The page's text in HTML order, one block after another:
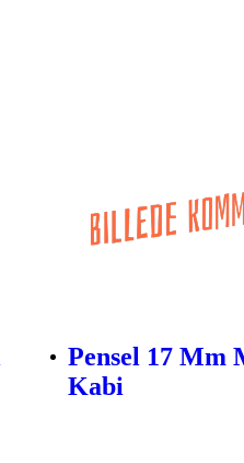
Pensel 17 Mm
Kabi